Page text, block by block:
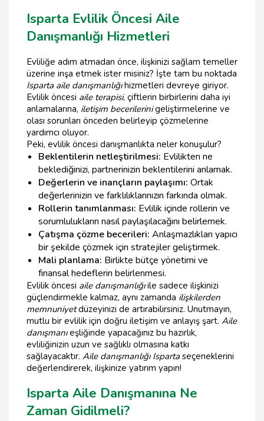
Isparta Evlilik Öncesi Aile
Danışmanlığı Hizmetleri
Evliliğe adım atmadan önce, ilişkinizi sağlam temeller
üzerine inşa etmek ister misiniz? İşte tam bu noktada
Isparta aile danışmanlığıhizmetleri devreye giriyor.
Evlilik öncesi aile terapisi, çiftlerin birbirlerini daha iyi
anlamalarına, iletişim becerilerinigeliştirmelerine ve
olası sorunları önceden belirleyip çözmelerine
yardımcı oluyor.
Peki, evlilik öncesi danışmanlıkta neler konuşulur?
Beklentilerin netleştirilmesi: Evlilikten ne
beklediğinizi, partnerinizin beklentilerini anlamak.
Değerlerin ve inançların paylaşımı: Ortak
değerlerinizin ve farklılıklarınızın farkında olmak.
Rollerin tanımlanması: Evlilik içinde rollerin ve
sorumlulukların nasıl paylaşılacağını belirlemek.
Çatışma çözme becerileri: Anlaşmazlıkları yapıcı
bir şekilde çözmek için stratejiler geliştirmek.
Mali planlama: Birlikte bütçe yönetimi ve
finansal hedeflerin belirlenmesi.
Evlilik öncesi aile danışmanlığıile sadece ilişkinizi
güçlendirmekle kalmaz, aynı zamanda ilişkilerden
memnuniyetdüzeyinizi de artırabilirsiniz. Unutmayın,
mutlu bir evlilik için doğru iletişim ve anlayış şart. Aile
danışmanıeşliğinde yapacağınız bu hazırlık,
evliliğinizin uzun ve sağlıklı olmasına katkı
sağlayacaktır. Aile danışmanlığı Ispartaseçeneklerini
değerlendirerek, ilişkinize yatırım yapın!
Isparta Aile Danışmanına Ne
Zaman Gidilmeli?